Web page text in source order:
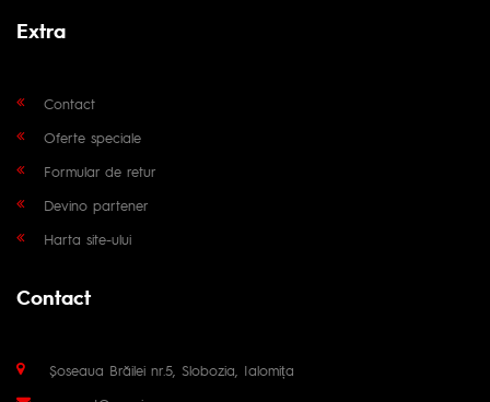
Extra
Contact
Oferte speciale
Formular de retur
Devino partener
Harta site-ului
Contact
Șoseaua Brăilei nr.5, Slobozia, Ialomița